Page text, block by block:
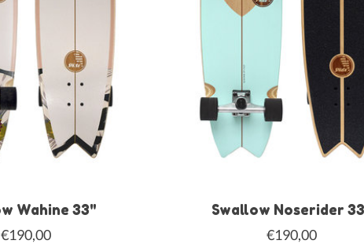
Wahine 33"
€190,00
Swallow Noserider
€190,00